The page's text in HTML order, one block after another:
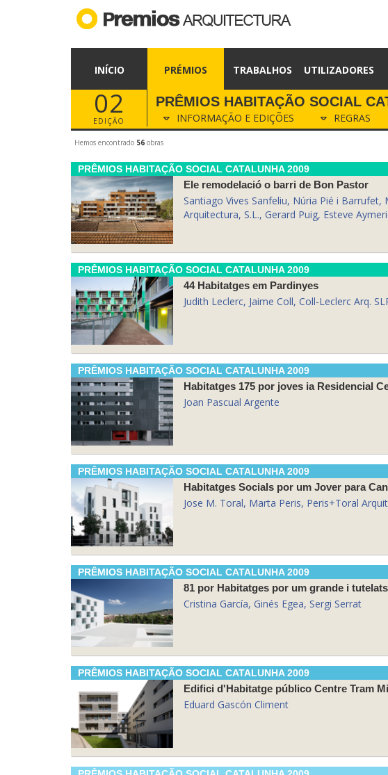
INÍCIO PRÉMIOS TRABALHOS UTILIZADORES
02
EDIÇÃO
PRÊMIOS HABITAÇÃO SOCIAL
INFORMAÇÃO E EDIÇÕES REGRAS
Hemos encontrado 56 obras
PRÊMIOS HABITAÇÃO SOCIAL CATALUNHA 2009
Ele remodelació o barri de Bon Pastor
Santiago Vives Sanfeliu, Núria Pié i Barrufet,
Arquitectura, S.L., Gerard Puig, Esteve
PRÊMIOS HABITAÇÃO SOCIAL CATALUNHA 2009
44 Habitatges em Pardinyes
Judith Leclerc, Jaime Coll, Coll-Leclerc Arq.
PRÊMIOS HABITAÇÃO SOCIAL CATALUNHA 2009
Habitatges 175 por joves ia Residencial
Joan Pascual Argente
PRÊMIOS HABITAÇÃO SOCIAL CATALUNHA 2009
Habitatges Socials por um Jover para
Jose M. Toral, Marta Peris, Peris+Toral
PRÊMIOS HABITAÇÃO SOCIAL CATALUNHA 2009
81 por Habitatges por um grande i
Cristina García, Ginés Egea, Sergi Serrat
PRÊMIOS HABITAÇÃO SOCIAL CATALUNHA 2009
Edifici d'Habitatge público Centre Tram
Eduard Gascón Climent